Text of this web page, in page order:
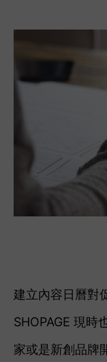
建立內容日曆對
SHOPAGE 現時
家或是新創品牌